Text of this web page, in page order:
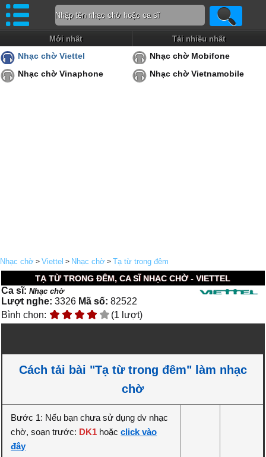
Mới nhất Tải nhiều nhất
Nhạc chờ Viettel
Nhạc chờ Mobifone
Nhạc chờ Vinaphone
Nhạc chờ Vietnamobile
Nhạc chờ > Viettel > Nhạc chờ > Tạ từ trong đêm
TẠ TỪ TRONG ĐÊM, CA SĨ NHẠC CHỜ - VIETTEL
Ca sĩ:Nhạc chờ
Lượt nghe: 3326 Mã số: 82522
Bình chọn:
(1 lượt)
Cách tải bài "Tạ từ trong đêm" làm nhạc
chờ
Bước 1: Nếu bạn chưa sử dụng dv nhạc
chờ, soạn trước: DK1 hoặcclick vào
đây